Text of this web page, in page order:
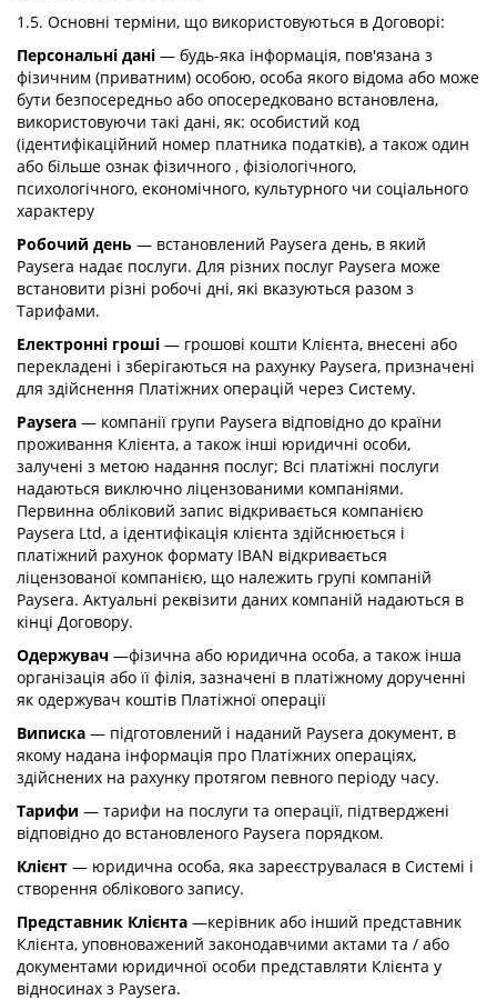
1.5. Основні терміни, що використовуються в Договорі:
Персональні дані — будь-яка інформація, пов'язана з
фізичним (приватним) особою, особа якого відома або може
бути безпосередньо або опосередковано встановлена,
використовуючи такі дані, як: особистий код
(ідентифікаційний номер платника податків), а також один
або більше ознак фізичного , фізіологічного,
психологічного, економічного, культурного чи соціального
характеру
Робочий день — встановлений Paysera день, в який
Paysera надає послуги. Для різних послуг Paysera може
встановити різні робочі дні, які вказуються разом з
Тарифами.
Електронні гроші — грошові кошти Клієнта, внесені або
перекладені і зберігаються на рахунку Paysera, призначені
для здійснення Платіжних операцій через Систему.
Paysera — компанії групи Paysera відповідно до країни
проживання Клієнта, а також інші юридичні особи,
залучені з метою надання послуг; Всі платіжні послуги
надаються виключно ліцензованими компаніями.
Первинна обліковий запис відкривається компанією
Paysera Ltd, а ідентифікація клієнта здійснюється і
платіжний рахунок формату IBAN відкривається
ліцензованої компанією, що належить групі компаній
Paysera. Актуальні реквізити даних компаній надаються в
кінці Договору.
Одержувач —фізична або юридична особа, а також інша
організація або її філія, зазначені в платіжному дорученні
як одержувач коштів Платіжної операції
Виписка — підготовлений і наданий Paysera документ, в
якому надана інформація про Платіжних операціях,
здійснених на рахунку протягом певного періоду часу.
Тарифи — тарифи на послуги та операції, підтверджені
відповідно до встановленого Paysera порядком.
Клієнт — юридична особа, яка зареєструвалася в Системі і
створення облікового запису.
Представник Клієнта —керівник або інший представник
Клієнта, уповноважений законодавчими актами та / або
документами юридичної особи представляти Клієнта у
відносинах з Paysera.